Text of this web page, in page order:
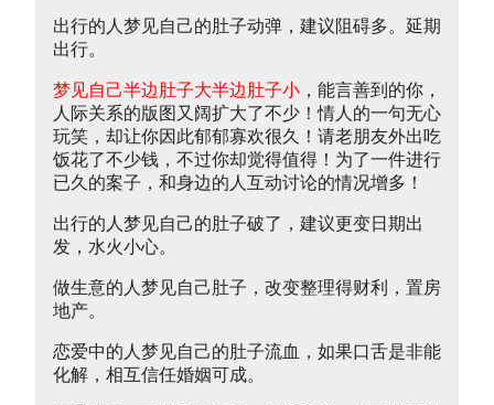
出行的人梦见自己的肚子动弹，建议阻碍多。延期
出行。
梦见自己半边肚子大半边肚子小 ，能言善到的你，
人际关系的版图又阔扩大了不少！情人的一句无心
玩笑，却让你因此郁郁寡欢很久！请老朋友外出吃
饭花了不少钱，不过你却觉得值得！为了一件进行
已久的案子，和身边的人互动讨论的情况增多！
出行的人梦见自己的肚子破了，建议更变日期出
发，水火小心。
做生意的人梦见自己肚子，改变整理得财利，置房
地产。
恋爱中的人梦见自己的肚子流血，如果口舌是非能
化解，相互信任婚姻可成。